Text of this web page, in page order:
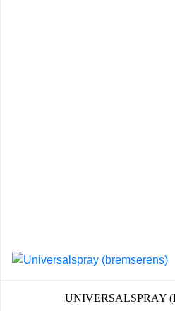
UNIVERSALSPRAY